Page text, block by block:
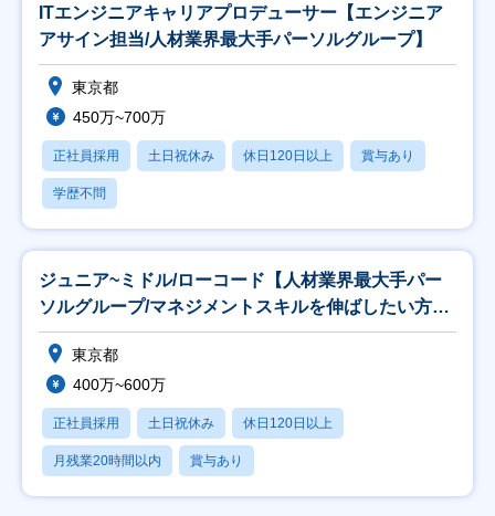
ITエンジニアキャリアプロデューサー【エンジニア
アサイン担当/人材業界最大手パーソルグループ】
東京都
450万~700万
正社員採用 土日祝休み 休日120日以上 賞与あり
学歴不問
ジュニア~ミドル/ローコード【人材業界最大手パー
ソルグループ/マネジメントスキルを伸ばしたい方歓
迎】
東京都
400万~600万
正社員採用 土日祝休み 休日120日以上
月残業20時間以内 賞与あり